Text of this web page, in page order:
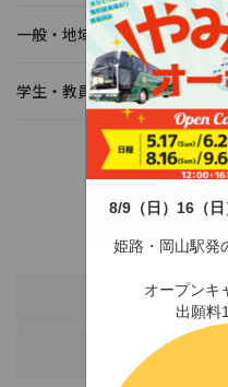
8/9（日）16（
姫路・岡山駅発
オープンキ
出願料
一般・地域の方へ
学生・教員の活動
〒678-0255 兵
TEL：0791-46-
アクセス